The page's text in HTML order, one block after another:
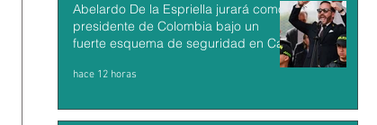
Abelardo De la Espriella jurará como
presidente de Colombia bajo un
fuerte esquema de seguridad en Cali
hace 12 horas